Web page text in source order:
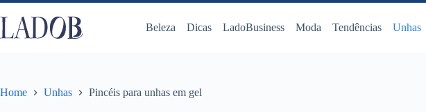
Pular
para
o
conteúdo
Beleza Dicas LadoBusiness Moda Tendências Unhas
Home Unhas Pincéis para unhas em gel